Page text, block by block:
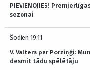
PIEVIENOJIES!
sezonai
Šodien 19:11
V. Valters par Porziņģi:
desmit tādu spēlētāju